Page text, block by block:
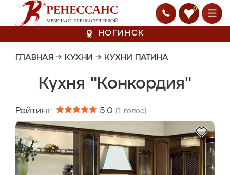
0
НОГИНСК
ГЛАВНАЯ → КУХНИ → КУХНИ ПАТИНА
Кухня "Конкордия"
Рейтинг: 5.0 (1 голос)